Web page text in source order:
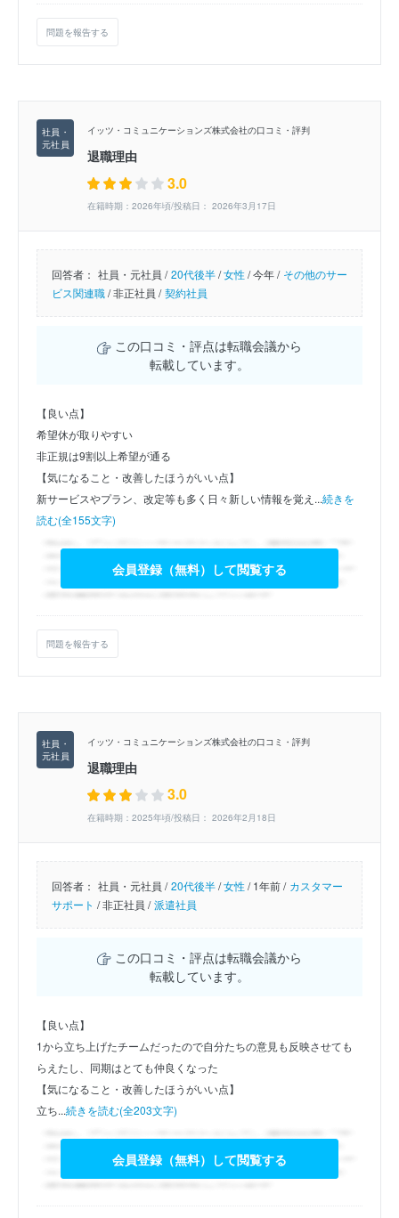
問題を報告する
イッツ・コミュニケーションズ株式会社の口コミ・評判
退職理由
3.0
在籍時期：2026年頃/投稿日： 2026年3月17日
回答者： 社員・元社員 / 20代後半/女性/今年 / その他のサー
ビス関連職/非正社員 / 契約社員
この口コミ・評点は転職会議から
転載しています。
【良い点】
希望休が取りやすい
非正規は9割以上希望が通る
【気になること・改善したほうがいい点】
新サービスやプラン、改定等も多く日々新しい情報を覚え...続きを
読む(全155文字)
会員登録（無料）して閲覧する
問題を報告する
イッツ・コミュニケーションズ株式会社の口コミ・評判
退職理由
3.0
在籍時期：2025年頃/投稿日： 2026年2月18日
回答者： 社員・元社員 / 20代後半/女性/1年前 / カスタマー
サポート /非正社員 / 派遣社員
この口コミ・評点は転職会議から
転載しています。
【良い点】
1から立ち上げたチームだったので自分たちの意見も反映させても
らえたし、同期はとても仲良くなった
【気になること・改善したほうがいい点】
立ち...続きを読む(全203文字)
会員登録（無料）して閲覧する